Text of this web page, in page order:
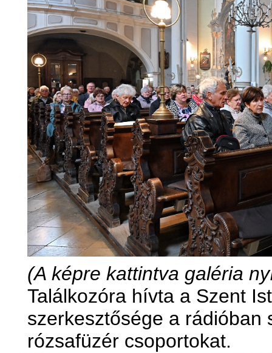
(A képre kattintva galéria
Találkozóra hívta a Szent
szerkesztősége a rádióban
rózsafüzér csoportokat.